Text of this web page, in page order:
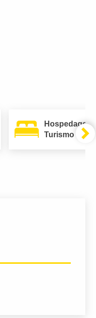
Hospedagem
Turismo